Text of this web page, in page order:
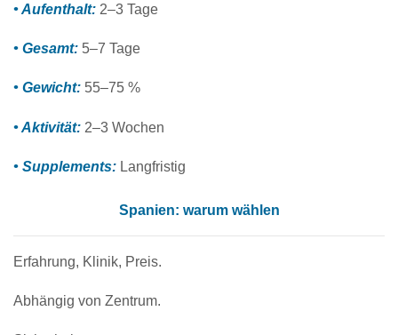
• Aufenthalt: 2–3 Tage
• Gesamt: 5–7 Tage
• Gewicht: 55–75 %
• Aktivität: 2–3 Wochen
• Supplements: Langfristig
Spanien: warum wählen
Erfahrung, Klinik, Preis.
Abhängig von Zentrum.